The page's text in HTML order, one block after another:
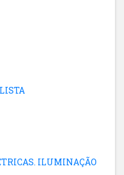
ILUMINAÇÃO